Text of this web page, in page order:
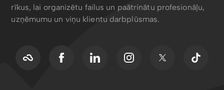
rīkus, lai organizētu failus un paātrinātu profesionāļu,
uzņēmumu un viņu klientu darbplūsmas.